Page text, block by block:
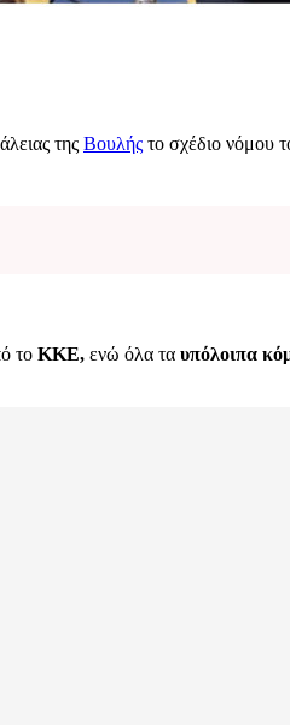
της Βουλής το σχέδιο νόμου
το ΚΚΕ, ενώ όλα τα υπόλοιπα